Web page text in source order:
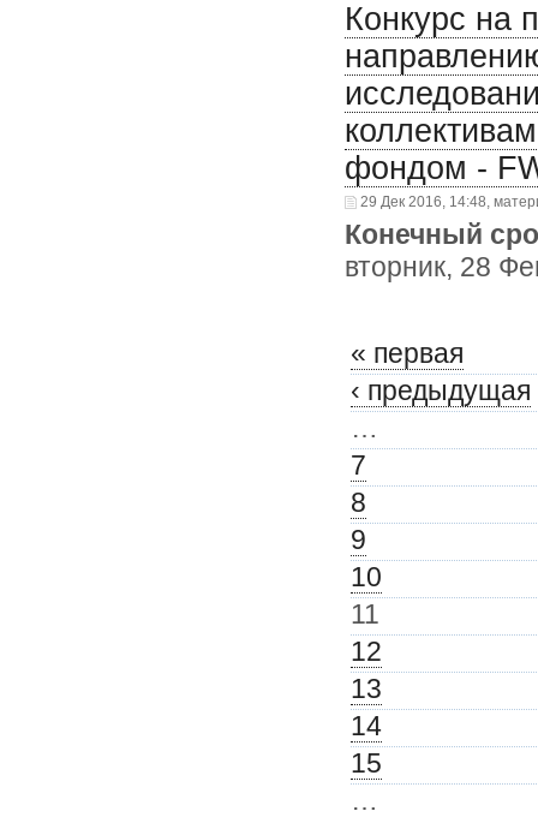
Конкурс на
фондом -
29 Дек 2016, 14:48,
Конечный
вторник, 28
« первая
‹ предыдущая
…
7
8
9
10
11
12
13
14
15
…